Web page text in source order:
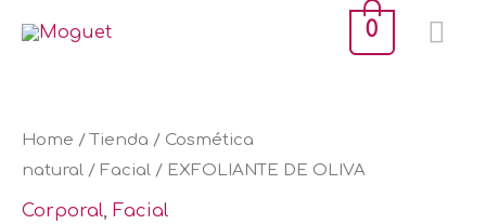
0
Home /Tienda / Cosmética
natural / Facial / EXFOLIANTE DE OLIVA
Corporal, Facial
DE
OLIVA
quantity